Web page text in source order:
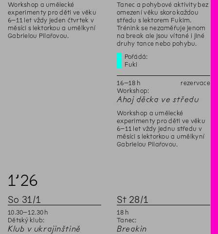
Workshop a umělecké
experimenty pro děti ve věku
6–11 let vždy jeden čtvrtek v
měsíci s lektorkou a umělkyní
Gabrielou Pilařovou.
Tanec a pohybové aktivity bez
omezení věku skoro každou
středu s lektorem Fukim.
Trénink se nezaměřuje jenom
na break ale jsou vítané i jiné
druhy tance nebo pohybu.
Pořádá:
Fuki
16–18 h
rezervace
Workshop:
Ahoj děcka ve středu
Workshop a umělecké
experimenty pro děti ve věku
6–11 let vždy jednu středu v
měsíci s lektorkou a umělkyní
Gabrielou Pilařovou.
1’26
So 31/1
10.30–12.30 h
Dětský klub:
Klub v ukrajinštině
St 28/1
18 h
Tanec:
Breakin